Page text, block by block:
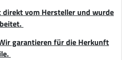
direkt vom Hersteller und wurde
garantieren für die Herkunft